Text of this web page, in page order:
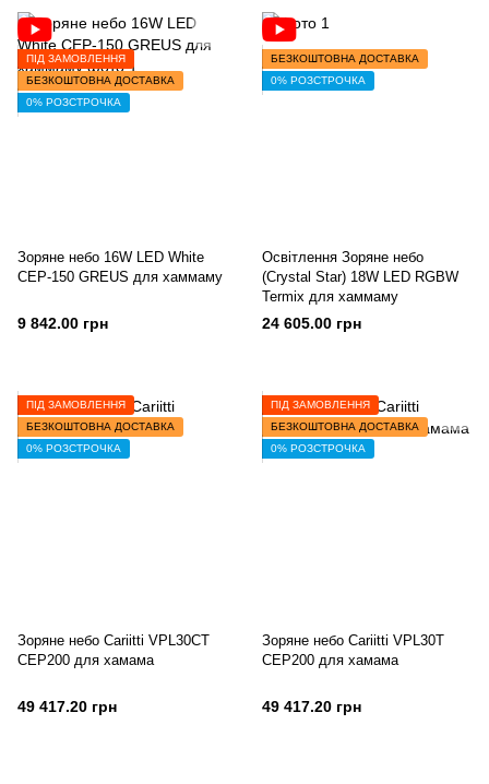
ПІД ЗАМОВЛЕННЯ
БЕЗКОШТОВНА ДОСТАВКА
0% РОЗСТРОЧКА
Зоряне небо 16W LED White
CEP-150 GREUS для хаммаму
9 842.00 грн
БЕЗКОШТОВНА ДОСТАВКА
0% РОЗСТРОЧКА
Освітлення Зоряне небо
(Crystal Star) 18W LED RGBW
Termix для хаммаму
24 605.00 грн
ПІД ЗАМОВЛЕННЯ
БЕЗКОШТОВНА ДОСТАВКА
0% РОЗСТРОЧКА
Зоряне небо Cariitti VPL30СТ
СЕР200 для хамама
49 417.20 грн
ПІД ЗАМОВЛЕННЯ
БЕЗКОШТОВНА ДОСТАВКА
0% РОЗСТРОЧКА
Зоряне небо Cariitti VPL30Т
СЕР200 для хамама
49 417.20 грн